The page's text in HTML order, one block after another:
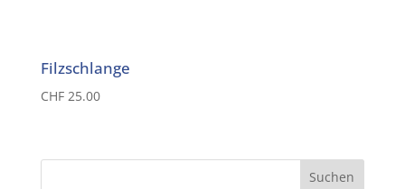
Filzschlange
CHF25.00